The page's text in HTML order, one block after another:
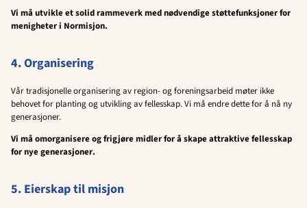
Vi må utvikle et solid rammeverk med nødvendige støttefunksjoner for
menigheter i Normisjon.
4. Organisering
Vår tradisjonelle organisering av region- og foreningsarbeid møter ikke
behovet for planting og utvikling av fellesskap. Vi må endre dette for å nå ny
generasjoner.
Vi må omorganisere og frigjøre midler for å skape attraktive fellesskap
for nye generasjoner.
5. Eierskap til misjon